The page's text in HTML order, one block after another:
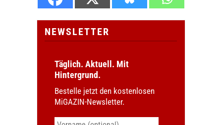
NEWSLETTER
Täglich. Aktuell. Mit
Hintergrund.
Bestelle jetzt den kostenlosen
MiGAZIN-Newsletter.